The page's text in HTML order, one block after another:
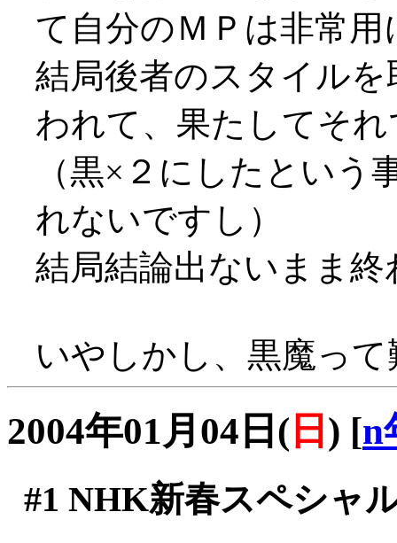
て自分のＭＰは非常
結局後者のスタイル
われて、果たしてそ
（黒×２にしたという
れないですし）
結局結論出ないまま
いやしかし、黒魔っ
2004年01月04日( 日 ) [n
#1 NHK新春スペシャ